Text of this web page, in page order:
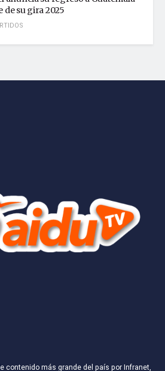
de su gira 2025
contenido más grande del país porInfranet,